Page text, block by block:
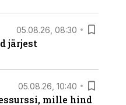
05.08.26, 08:30
järjest
05.08.26, 10:40
mille hind